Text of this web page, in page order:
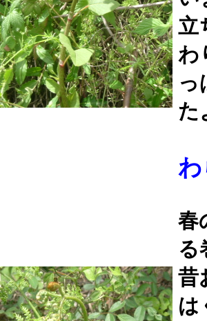
立
わ
っ
た
春
る
昔
は